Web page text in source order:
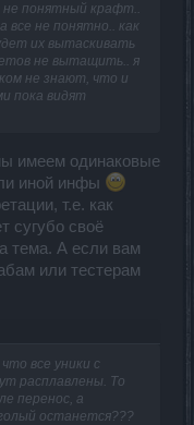
не понятный крафт..
не понятно.. как
их вытаскивать
не вытащить.. я
не знают, что и
пока видят
имеем одинаковые
иной инфы
т.е. как
сугубо своё
тема. А если вам
или тестерам
все уники с
расплавлены. То
перенос, а
останется???